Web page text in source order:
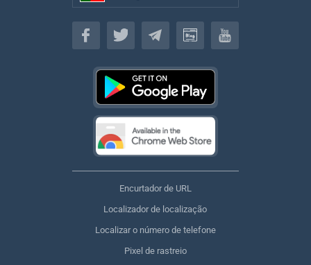
Português
Encurtador de URL
Localizador de localização
Localizar o número de telefone
Pixel de rastreio